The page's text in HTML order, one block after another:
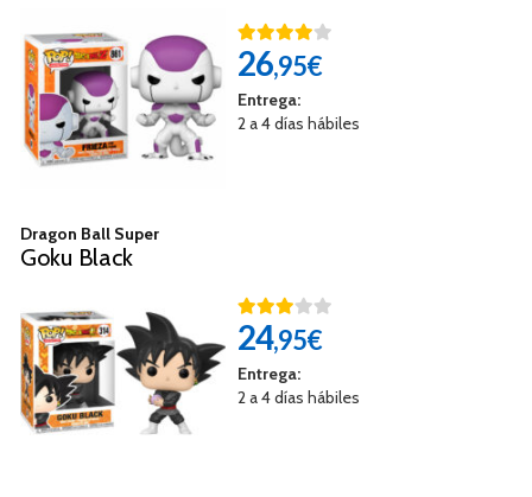
26,95€
Entrega:
2 a 4 días hábiles
Dragon Ball Super
Goku Black
24,95€
Entrega:
2 a 4 días hábiles